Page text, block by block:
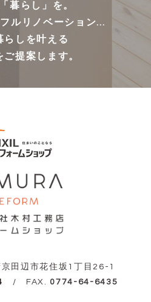
暮らし」を。
ルリノベーション...
らしを叶える
ご提案します。
田辺市花住坂1丁目26-1
/ FAX. 0774-64-6435